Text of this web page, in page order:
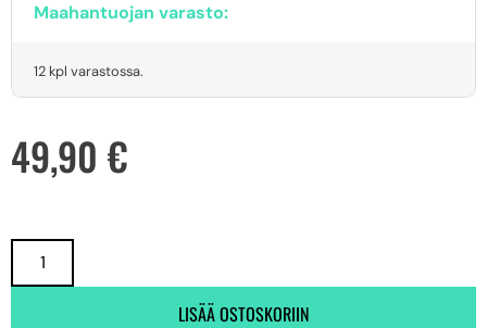
Maahantuojan varasto:
12 kpl varastossa.
49,90 €
LISÄÄ OSTOSKORIIN